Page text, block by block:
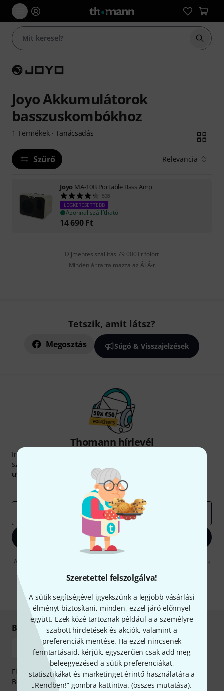
Szeretettel felszolgálva!
A sütik segítségével igyekszünk a legjobb vásárlási
élményt biztosítani, minden, ezzel járó előnnyel
együtt. Ezek közé tartoznak például a a személyre
szabott hirdetések és akciók, valamint a
preferenciák mentése. Ha ezzel nincsenek
fenntartásaid, kérjük, egyszerűen csak add meg
beleegyezésed a sütik preferenciákat,
statisztikákat és marketinget érintő használatára a
„Rendben!” gombra kattintva. (összes mutatása).
Joyo Akkumulátorok
basszuskombókhoz
1 Termékek· Tanácsadás
Szűrő Relevancia
Joyo MA-10B Portable Bass Amp
535
LEGKERESETTEBB
Azonnal szállítható
14 690 Ft
Díjmentes szállítás 79 000 Ft fölött
Minden ár tartalmazza az ÁFÁ-t
Tetszik, amit látsz?
Megosztás Súgó & Visszajelzések
Thomann hírlevél
Iratkozz fel a Thomann angol nyelvű hírlevelére, és kis
szerencsével megnyerheted a
utalvány
Inspiráló gondolatok
Akciók
Bejelentkezés
A "Bejelentkezés" gombra kattintva elfogadja, hogy e-mailben küldjünk
információkat azdata protection guideline-ben talál.
* Kitöltés kötelező
Biztonságos vásárlás és fizetés
Fizessen biztonságosan, titkosítással: Banki átutalás vagy
Betéti- vagy hitelkártya segítségével